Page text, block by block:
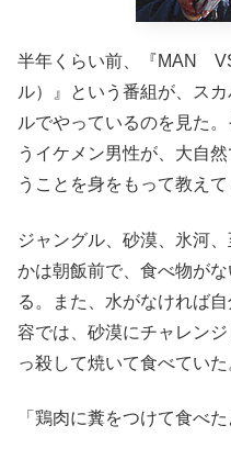
半年くらい前、『MAN
ル）』という番組が、ス
ルでやっているのを見た
うイケメン男性が、大自
うことを身をもって教えて
ジャングル、砂漠、氷河
かは朝飯前で、食べ物が
る。また、水がなければ
容では、砂漠にチャレン
っ殺して焼いて食べていた
「鶏肉に糞をつけて食べ